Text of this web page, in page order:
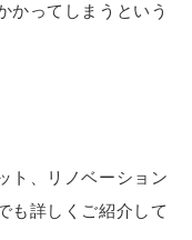
かってしまうという
ト、リノベーション
も詳しくご紹介して